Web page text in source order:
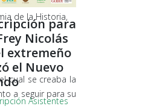
de la Historia,
cual se creaba la
a seguir para su
para
Nicolás
extremeño
el Nuevo
Asistentes